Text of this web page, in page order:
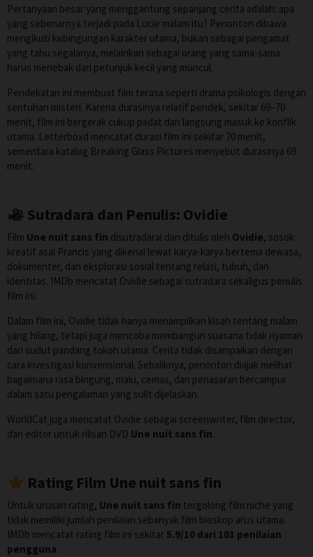
Pertanyaan besar yang menggantung sepanjang cerita adalah: apa
yang sebenarnya terjadi pada Lucie malam itu? Penonton dibawa
mengikuti kebingungan karakter utama, bukan sebagai pengamat
yang tahu segalanya, melainkan sebagai orang yang sama-sama
harus menebak dari petunjuk kecil yang muncul.
Pendekatan ini membuat film terasa seperti drama psikologis dengan
sentuhan misteri. Karena durasinya relatif pendek, sekitar 69–70
menit, film ini bergerak cukup padat dan langsung masuk ke konflik
utama. Letterboxd mencatat durasi film ini sekitar 70 menit,
sementara katalog Breaking Glass Pictures menyebut durasinya 69
menit.
Sutradara dan Penulis: Ovidie
Film Une nuit sans fin disutradarai dan ditulis oleh Ovidie, sosok
kreatif asal Prancis yang dikenal lewat karya-karya bertema dewasa,
dokumenter, dan eksplorasi sosial tentang relasi, tubuh, dan
identitas. IMDb mencatat Ovidie sebagai sutradara sekaligus penulis
film ini.
Dalam film ini, Ovidie tidak hanya menampilkan kisah tentang malam
yang hilang, tetapi juga mencoba membangun suasana tidak nyaman
dari sudut pandang tokoh utama. Cerita tidak disampaikan dengan
cara investigasi konvensional. Sebaliknya, penonton diajak melihat
bagaimana rasa bingung, malu, cemas, dan penasaran bercampur
dalam satu pengalaman yang sulit dijelaskan.
WorldCat juga mencatat Ovidie sebagai screenwriter, film director,
dan editor untuk rilisan DVD Une nuit sans fin.
Rating Film Une nuit sans fin
Untuk urusan rating, Une nuit sans fin tergolong film niche yang
tidak memiliki jumlah penilaian sebanyak film bioskop arus utama.
IMDb mencatat rating film ini sekitar 5.9/10 dari 103 penilaian
pengguna.